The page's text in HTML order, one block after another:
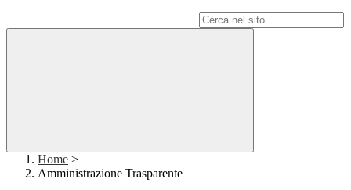
Home >
Amministrazione Trasparente